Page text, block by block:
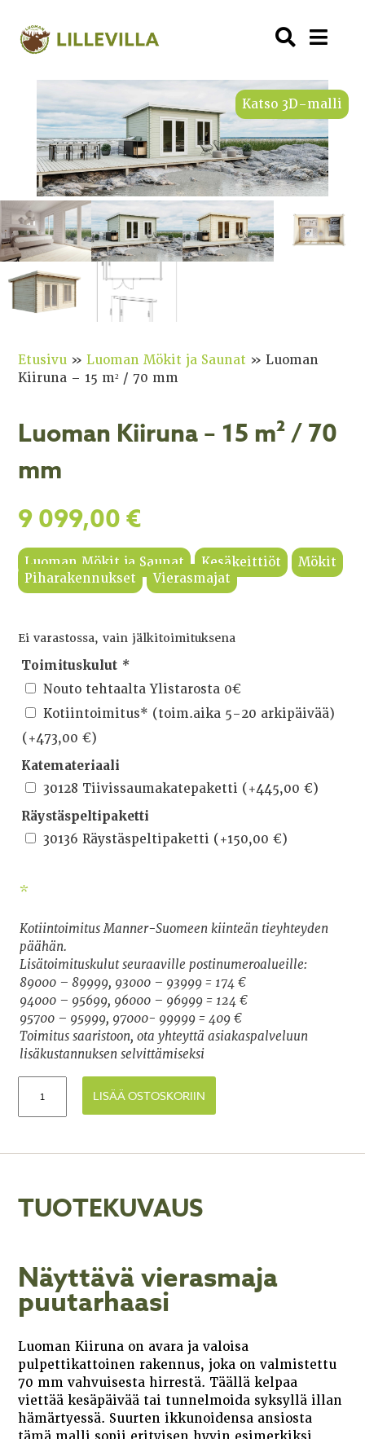
Etusivu »Luoman Mökit ja Saunat »Luoman
Kiiruna – 15 m² / 70 mm
Luoman Kiiruna – 15 m² / 70
mm
9 099,00€
Luoman Mökit ja Saunat Kesäkeittiöt
Mökit
Piharakennukset
Vierasmajat
Ei varastossa, vain jälkitoimituksena
Toimituskulut *
Nouto tehtaalta Ylistarosta 0€
Kotiintoimitus* (toim.aika 5-20 arkipäivää)
(+473,00€)
Katemateriaali
30128 Tiivissaumakatepaketti (+445,00€)
Räystäspeltipaketti
30136 Räystäspeltipaketti (+150,00€)
*
Kotiintoimitus Manner-Suomeen kiinteän tieyhteyden
päähän.
Lisätoimituskulut seuraaville postinumeroalueille:
89000 – 89999, 93000 – 93999 = 174 €
94000 – 95699, 96000 – 96999 = 124 €
95700 – 95999, 97000- 99999 = 409 €
Toimitus saaristoon, ota yhteyttä asiakaspalveluun
lisäkustannuksen selvittämiseksi
LISÄÄ OSTOSKORIIN
Katso 3D-malli
TUOTEKUVAUS
Näyttävä vierasmaja
puutarhaasi
Luoman Kiiruna on avara ja valoisa
pulpettikattoinen rakennus, joka on valmistettu
70 mm vahvuisesta hirrestä. Täällä kelpaa
viettää kesäpäivää tai tunnelmoida syksyllä illan
hämärtyessä. Suurten ikkunoidensa ansiosta